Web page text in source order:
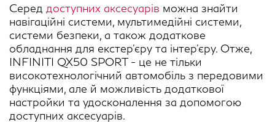
Серед доступних аксесуарів можна знайти
навігаційні системи, мультимедійні системи,
системи безпеки, а також додаткове
обладнання для екстер'єру та інтер'єру. Отже,
INFINITI QX50 SPORT - це не тільки
високотехнологічний автомобіль з передовими
функціями, але й можливість додаткової
настройки та удосконалення за допомогою
доступних аксесуарів.